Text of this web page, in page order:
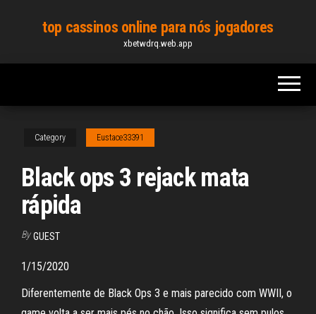
content
top cassinos online para nós jogadores
xbetwdrq.web.app
Category Eustace33391
Black ops 3 rejack mata
rápida
By GUEST
1/15/2020
Diferentemente de Black Ops 3 e mais parecido com WWII, o